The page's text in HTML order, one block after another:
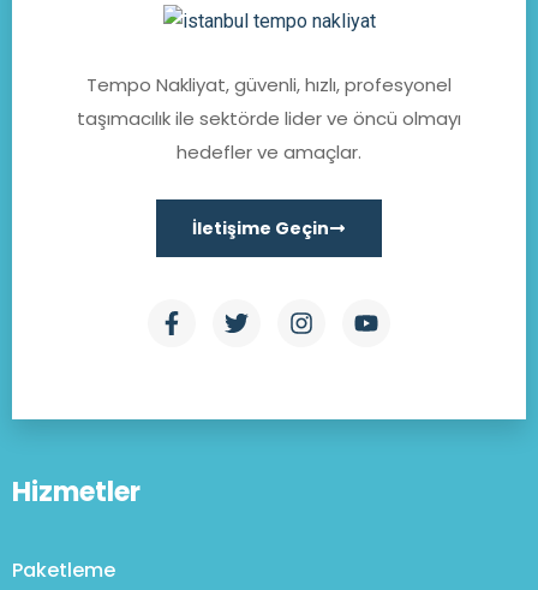
Tempo Nakliyat, güvenli, hızlı, profesyonel
taşımacılık ile sektörde lider ve öncü olmayı
hedefler ve amaçlar.
İletişime Geçin
Hizmetler
Paketleme